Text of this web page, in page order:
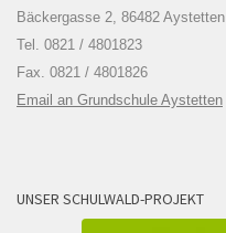
Bäckergasse 2, 86482 Aystetten
Tel. 0821 / 4801823
Fax. 0821 / 4801826
Email an Grundschule Aystetten
UNSER SCHULWALD-PROJEKT